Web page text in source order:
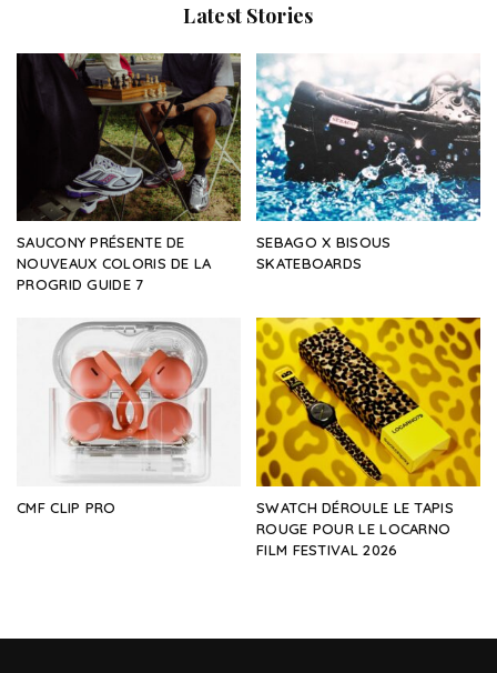
Latest Stories
SAUCONY PRÉSENTE DE
NOUVEAUX COLORIS DE LA
PROGRID GUIDE 7
SEBAGO X BISOUS
SKATEBOARDS
CMF CLIP PRO
SWATCH DÉROULE LE TAPIS
ROUGE POUR LE LOCARNO
FILM FESTIVAL 2026